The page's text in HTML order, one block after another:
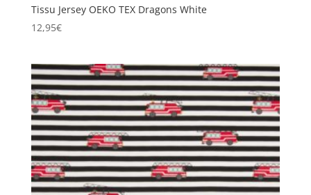
Tissu Jersey OEKO TEX Dragons White
12,95€